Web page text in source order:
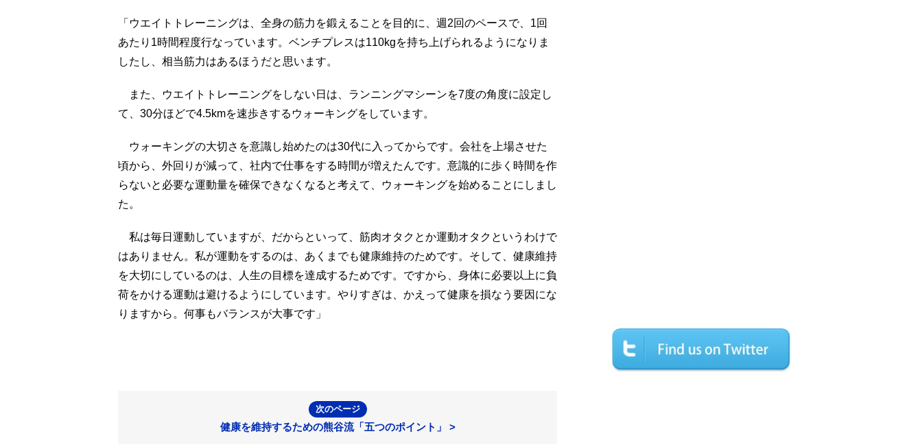
「ウエイトトレーニングは、全身の筋力を鍛えることを目的に、週2回のペースで、1回
あたり1時間程度行なっています。ベンチプレスは110kgを持ち上げられるようになりま
したし、相当筋力はあるほうだと思います。
また、ウエイトトレーニングをしない日は、ランニングマシーンを7度の角度に設定し
て、30分ほどで4.5kmを速歩きするウォーキングをしています。
ウォーキングの大切さを意識し始めたのは30代に入ってからです。会社を上場させた
頃から、外回りが減って、社内で仕事をする時間が増えたんです。意識的に歩く時間を作
らないと必要な運動量を確保できなくなると考えて、ウォーキングを始めることにしまし
た。
私は毎日運動していますが、だからといって、筋肉オタクとか運動オタクというわけで
はありません。私が運動をするのは、あくまでも健康維持のためです。そして、健康維持
を大切にしているのは、人生の目標を達成するためです。ですから、身体に必要以上に負
荷をかける運動は避けるようにしています。やりすぎは、かえって健康を損なう要因にな
りますから。何事もバランスが大事です」
次のページ
健康を維持するための熊谷流「五つのポイント」 >